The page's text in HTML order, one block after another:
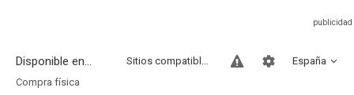
Disponible en... España
Sitios compatibles
Compra física